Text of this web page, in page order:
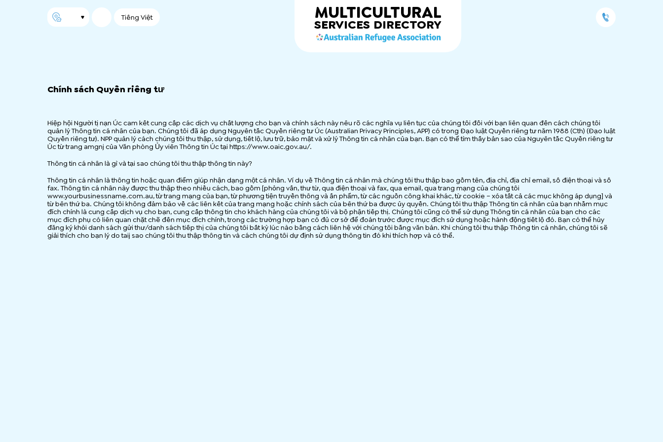
Tiếng Việt MULTICULTURAL
SERVICES DIRECTORY
Chính sách Quyền riêng tư
Hiệp hội Người tị nạn Úc cam kết cung cấp các dịch vụ chất lượng cho bạn và chính sách này nêu rõ các nghĩa vụ liên tục của chúng tôi đối với bạn liên quan đến cách chúng tôi
quản lý Thông tin cá nhân của bạn. Chúng tôi đã áp dụng Nguyên tắc Quyền riêng tư Úc (Australian Privacy Principles, APP) có trong Đạo luật Quyền riêng tư năm 1988 (Cth) (Đạo luật
Quyền riêng tư). NPP quản lý cách chúng tôi thu thập, sử dụng, tiết lộ, lưu trữ, bảo mật và xử lý Thông tin cá nhân của bạn. Bạn có thể tìm thấy bản sao của Nguyên tắc Quyền riêng tư
Úc từ trang amgnj của Văn phòng Ủy viên Thông tin Úc tại https://www.oaic.gov.au/.
Thông tin cá nhân là gì và tại sao chúng tôi thu thập thông tin này?
Thông tin cá nhân là thông tin hoặc quan điểm giúp nhận dạng một cá nhân. Ví dụ về Thông tin cá nhân mà chúng tôi thu thập bao gồm tên, địa chỉ, địa chỉ email, số điện thoại và số
fax. Thông tin cá nhân này được thu thập theo nhiều cách, bao gồm [phỏng vấn, thư từ, qua điện thoại và fax, qua email, qua trang mạng của chúng tôi
www.yourbusinessname.com.au, từ trang mạng của bạn, từ phương tiện truyền thông và ấn phẩm, từ các nguồn công khai khác, từ cookie – xóa tất cả các mục không áp dụng] và
từ bên thứ ba. Chúng tôi không đảm bảo về các liên kết của trang mạng hoặc chính sách của bên thứ ba được ủy quyền. Chúng tôi thu thập Thông tin cá nhân của bạn nhằm mục
đích chính là cung cấp dịch vụ cho bạn, cung cấp thông tin cho khách hàng của chúng tôi và bộ phận tiếp thị. Chúng tôi cũng có thể sử dụng Thông tin cá nhân của bạn cho các
mục đích phụ có liên quan chặt chẽ đến mục đích chính, trong các trường hợp bạn có đủ cơ sở để đoán trước được mục đích sử dụng hoặc hành động tiết lộ đó. Bạn có thể hủy
đăng ký khỏi danh sách gửi thư/danh sách tiếp thị của chúng tôi bất kỳ lúc nào bằng cách liên hệ với chúng tôi bằng văn bản. Khi chúng tôi thu thập Thông tin cá nhân, chúng tôi sẽ
giải thích cho bạn lý do taij sao chúng tôi thu thập thông tin và cách chúng tôi dự định sử dụng thông tin đó khi thích hợp và có thể.